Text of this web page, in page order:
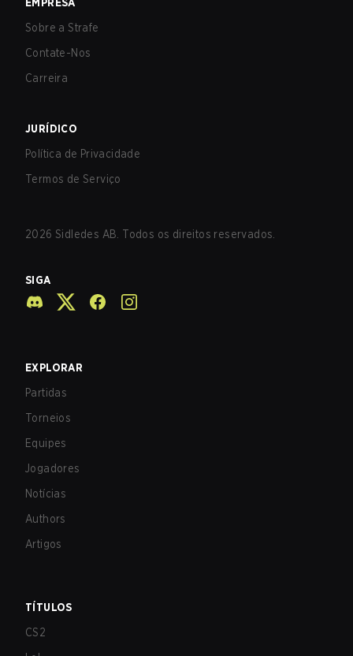
Sobre a Strafe
Contate-Nos
Carreira
JURÍDICO
Política de Privacidade
Termos de Serviço
2026 Sidledes AB. Todos os direitos reservados.
SIGA
EXPLORAR
Partidas
Torneios
Equipes
Jogadores
Notícias
Authors
Artigos
TÍTULOS
CS2